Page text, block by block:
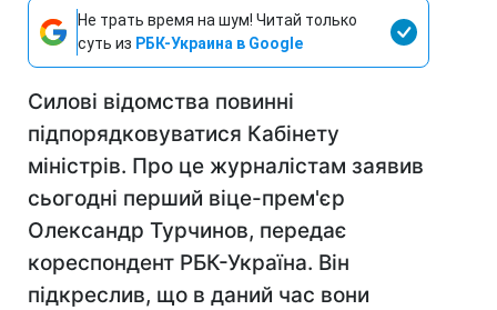
Не трать время на шум! Читай только
суть из РБК-Украина в Google
Силові відомства повинні
підпорядковуватися Кабінету
міністрів. Про це журналістам заявив
сьогодні перший віце-прем'єр
Олександр Турчинов, передає
кореспондент РБК-Україна. Він
підкреслив, що в даний час вони